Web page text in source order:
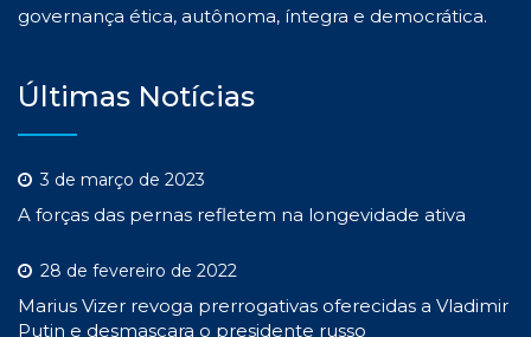
governança ética, autônoma, íntegra e democrática.
Últimas Notícias
3 de março de 2023
A forças das pernas refletem na longevidade ativa
28 de fevereiro de 2022
Marius Vizer revoga prerrogativas oferecidas a Vladimir
Putin e desmascara o presidente russo